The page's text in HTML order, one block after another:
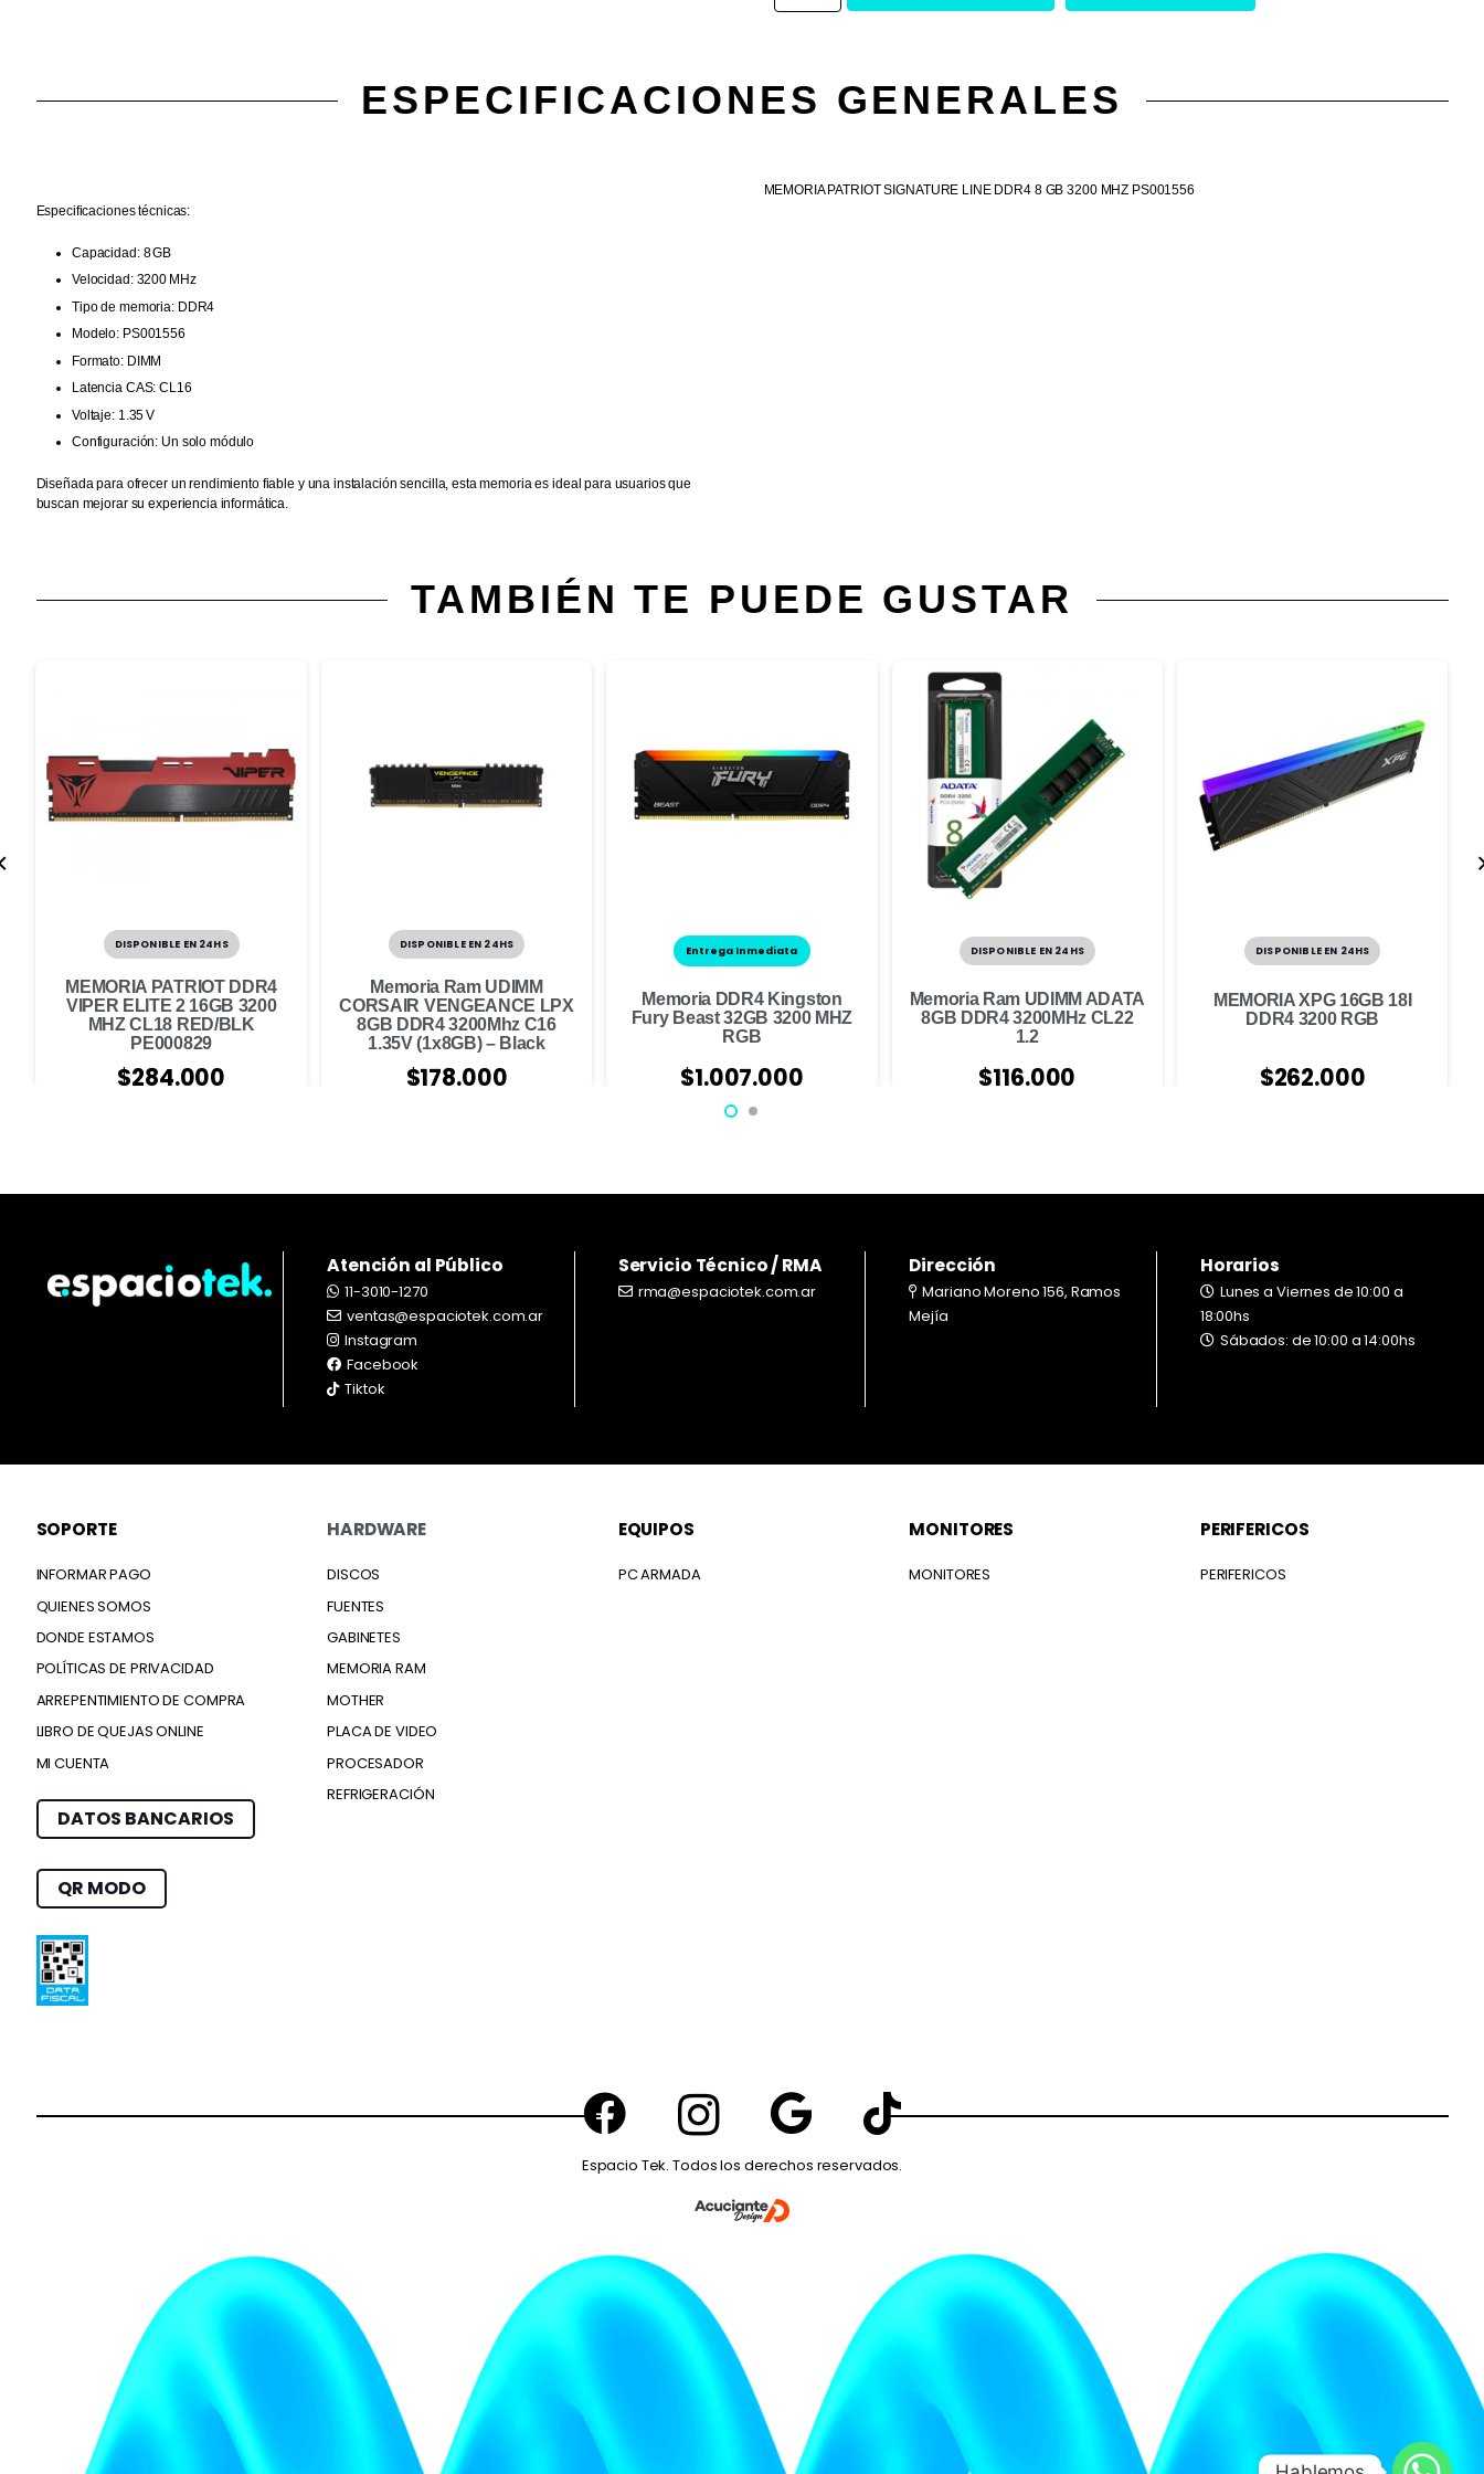
ESPECIFICACIONES GENERALES
Especificaciones técnicas:
Capacidad: 8 GB
Velocidad: 3200 MHz
Tipo de memoria: DDR4
Modelo: PS001556
Formato: DIMM
Latencia CAS: CL16
Voltaje: 1.35 V
Configuración: Un solo módulo
Diseñada para ofrecer un rendimiento fiable y una instalación sencilla, esta memoria es ideal para usuarios que
buscan mejorar su experiencia informática.
MEMORIA PATRIOT SIGNATURE LINE DDR4 8 GB 3200 MHZ PS001556
TAMBIÉN TE PUEDE GUSTAR
DISPONIBLE EN 24HS
MEMORIA PATRIOT DDR4
VIPER ELITE 2 16GB 3200
MHZ CL18 RED/BLK
PE000829
$284.000
DISPONIBLE EN 24HS
Memoria Ram UDIMM
CORSAIR VENGEANCE LPX
8GB DDR4 3200Mhz C16
1.35V (1x8GB) – Black
$178.000
Entrega Inmediata
Memoria DDR4 Kingston
Fury Beast 32GB 3200 MHZ
RGB
$1.007.000
DISPONIBLE EN 24HS
Memoria Ram UDIMM ADATA
8GB DDR4 3200MHz CL22
1.2
$116.000
DISPONIBLE EN 24HS
MEMORIA XPG 16GB 18I
DDR4 3200 RGB
$262.000
Atención al Público
11-3010-1270
ventas@espaciotek.com.ar
Instagram
Facebook
Tiktok
Servicio Técnico / RMA
rma@espaciotek.com.ar
Dirección
Mariano Moreno 156, Ramos
Mejía
Horarios
Lunes a Viernes de 10:00 a
18:00hs
Sábados: de 10:00 a 14:00hs
SOPORTE
INFORMAR PAGO
QUIENES SOMOS
DONDE ESTAMOS
POLÍTICAS DE PRIVACIDAD
ARREPENTIMIENTO DE COMPRA
LIBRO DE QUEJAS ONLINE
MI CUENTA
DATOS BANCARIOS
QR MODO
HARDWARE
DISCOS
FUENTES
GABINETES
MEMORIA RAM
MOTHER
PLACA DE VIDEO
PROCESADOR
REFRIGERACIÓN
EQUIPOS
PC ARMADA
MONITORES
MONITORES
PERIFERICOS
PERIFERICOS
Espacio Tek. Todos los derechos reservados.